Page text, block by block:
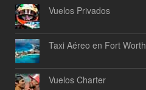
Vuelos Privados
Taxi Aéreo en Fort Worth
Vuelos Charter